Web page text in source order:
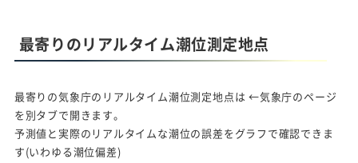
最寄りのリアルタイム潮位測定地点
最寄りの気象庁のリアルタイム潮位測定地点は ←気象庁のページ
を別タブで開きます。
予測値と実際のリアルタイムな潮位の誤差をグラフで確認できま
す(いわゆる潮位偏差)